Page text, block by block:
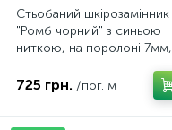
Стьобаний шкірозамінник
"Ромб чорний" з синьою
ниткою, на поролоні 7мм,
Туреччина
725 грн. /пог. м